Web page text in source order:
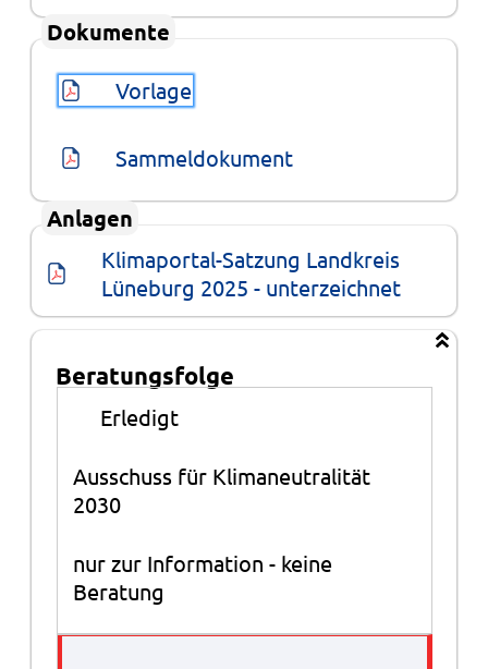
Dokumente
Vorlage
Sammeldokument
Anlagen
Klimaportal-Satzung Landkreis
Lüneburg 2025 - unterzeichnet
Beratungsfolge
Beratungsfolge
Erledigt
Ausschuss für Klimaneutralität
2030
nur zur Information - keine
Beratung